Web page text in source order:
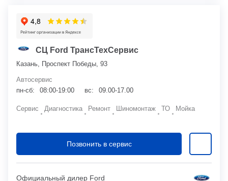
СЦ Ford ТрансТехСервис
Казань, Проспект Победы, 93
Автосервис
пн-сб:
08:00-19:00 вс: 09.00-17.00
Сервис Диагностика Ремонт Шиномонтаж ТО Мойка
Позвонить в сервис
Официальный дилер Ford